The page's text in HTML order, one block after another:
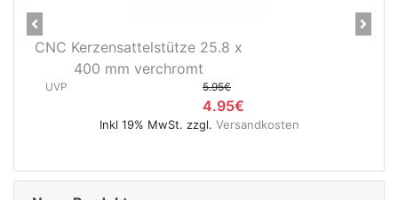
CNC Kerzensattelstütze 25.8 x
400 mm verchromt
UVP 5.95€
4.95€
Inkl 19% MwSt. zzgl. Versandkosten
Previous Next